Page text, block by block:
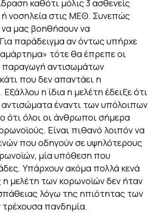
καθότι μόλις 3 ασθενείς
νοσηλεία στις ΜΕΘ. Συνεπώς
να μας βοηθήσουν να
παράδειγμα αν όντως υπήρχε
τότε θα έπρεπε οι
παραγωγή αντισωμάτων
που δεν απαντάει η
η ίδια η μελέτη έδειξε ότι
αντισώματα έναντι των υπόλοιπων
ότι όλοι οι άνθρωποι σήμερα
Είναι πιθανό λοιπόν να
που οδηγούν σε υψηλότερους
μία υπόθεση που
Υπάρχουν ακόμα πολλά κενά
μελέτη των κορωνοϊών δεν ήταν
λόγω της ηπιότητας των
πανδημία.